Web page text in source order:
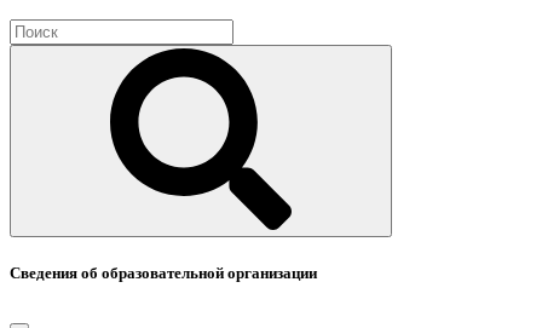
Сведения об образовательной организации